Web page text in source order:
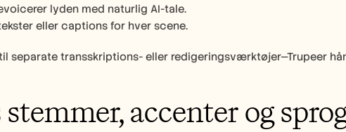
lyden med naturlig AI-tale.
eller captions for hver scene.
separate transskriptions- eller redigeringsværktøjer—Trupeer
stemmer, accenter og